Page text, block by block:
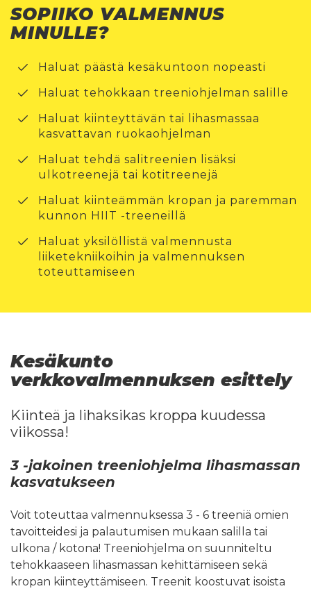
SOPIIKO VALMENNUS
MINULLE?
Haluat päästä kesäkuntoon nopeasti
Haluat tehokkaan treeniohjelman salille
Haluat kiinteyttävän tai lihasmassaa
kasvattavan ruokaohjelman
Haluat tehdä salitreenien lisäksi
ulkotreenejä tai kotitreenejä
Haluat kiinteämmän kropan ja paremman
kunnon HIIT -treeneillä
Haluat yksilöllistä valmennusta
liiketekniikoihin ja valmennuksen
toteuttamiseen
Kesäkunto
verkkovalmennuksen esittely
Kiinteä ja lihaksikas kroppa kuudessa
viikossa!
3 -jakoinen treeniohjelma lihasmassan
kasvatukseen
Voit toteuttaa valmennuksessa 3 - 6 treeniä omien
tavoitteidesi ja palautumisen mukaan salilla tai
ulkona / kotona! Treeniohjelma on suunniteltu
tehokkaaseen lihasmassan kehittämiseen sekä
kropan kiinteyttämiseen. Treenit koostuvat isoista